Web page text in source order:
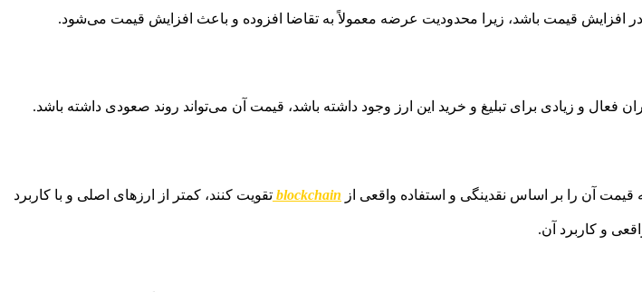
افزایش قیمت باشد، زیرا محدودیت عرضه معمولاً به تقاضا افزوده و باعث افزایش قیمت می‌شود.
و زیادی برای تبلیغ و خرید این ارز وجود داشته باشد، قیمت آن می‌تواند روند صعودی داشته باشد.
آن را بر اساس نقدینگی و استفاده واقعی از blockchain تقویت کنند، کمتر از ارزهای اصلی و با کاربرد
و کاربرد آن.